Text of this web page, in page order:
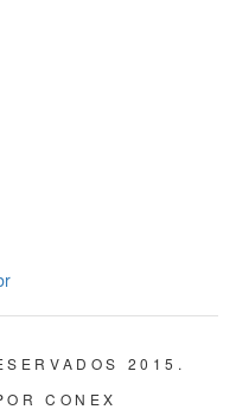
2015.
CONEX